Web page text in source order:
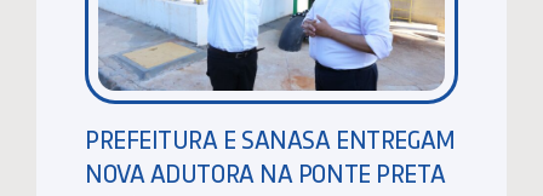
PREFEITURA E SANASA ENTREGAM
NOVA ADUTORA NA PONTE PRETA